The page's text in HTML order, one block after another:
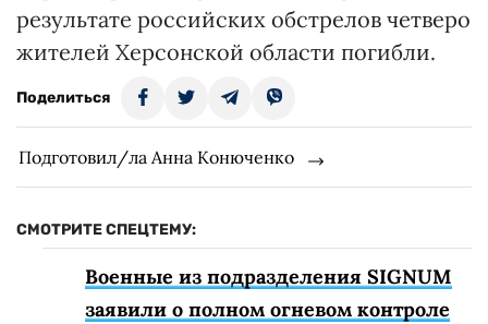
результате российских обстрелов четверо
жителей Херсонской области погибли.
Поделиться
Подготовил/ла Анна Конюченко
СМОТРИТЕ СПЕЦТЕМУ:
Военные из подразделения SIGNUM
заявили о полном огневом контроле